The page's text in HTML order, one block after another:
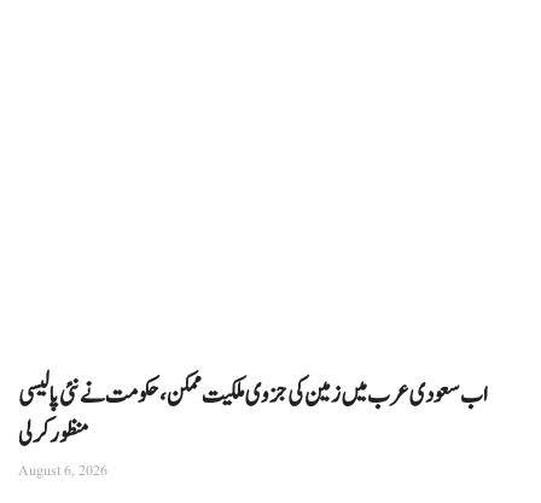
اب سعودی عرب میں زمین کی جزوی ملکیت ممکن، حکومت نے نئی پالیسی
منظور کرلی
August 6, 2026